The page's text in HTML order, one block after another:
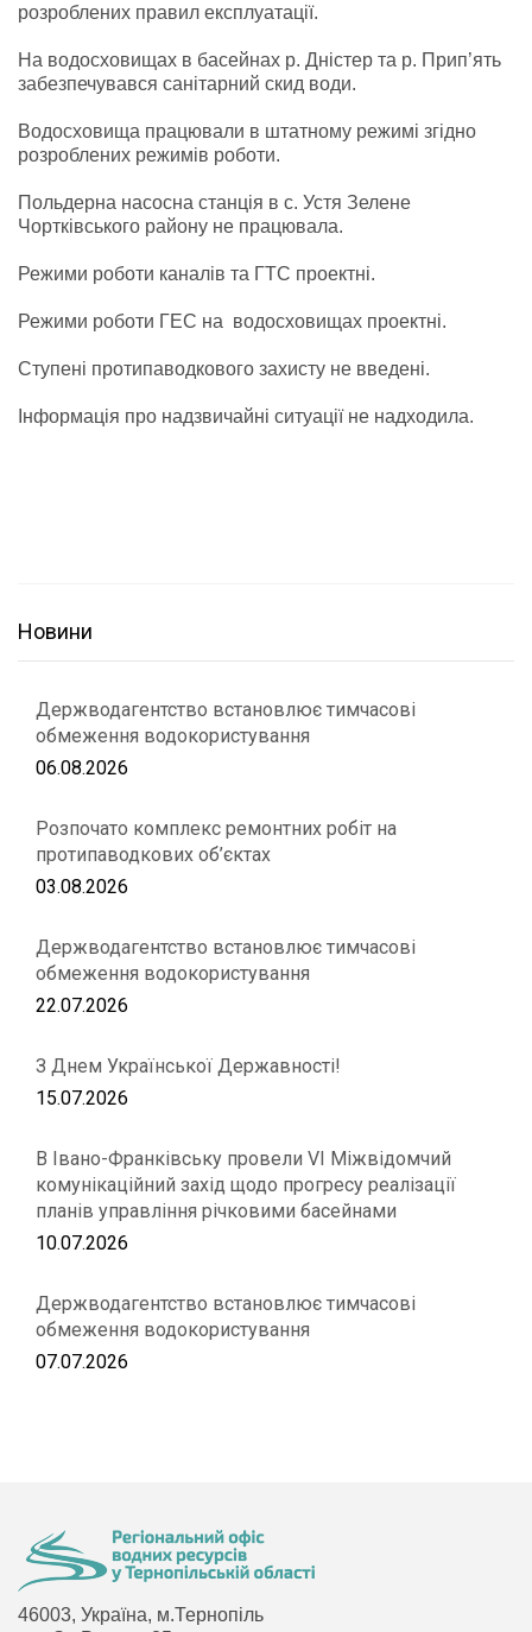
розроблених правил експлуатації.
На водосховищах в басейнах р. Дністер та р. Прип’ять
забезпечувався санітарний скид води.
Водосховища працювали в штатному режимі згідно
розроблених режимів роботи.
Польдерна насосна станція в с. Устя Зелене
Чортківського району не працювала.
Режими роботи каналів та ГТС проектні.
Режими роботи ГЕС на водосховищах проектні.
Ступені протипаводкового захисту не введені.
Інформація про надзвичайні ситуації не надходила.
Новини
Держводагентство встановлює тимчасові
обмеження водокористування
06.08.2026
Розпочато комплекс ремонтних робіт на
протипаводкових об’єктах
03.08.2026
Держводагентство встановлює тимчасові
обмеження водокористування
22.07.2026
З Днем Української Державності!
15.07.2026
В Івано-Франківську провели VІ Міжвідомчий
комунікаційний захід щодо прогресу реалізації
планів управління річковими басейнами
10.07.2026
Держводагентство встановлює тимчасові
обмеження водокористування
07.07.2026
46003, Україна, м.Тернопіль